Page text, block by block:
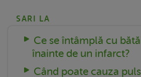
SARI LA
Ce se întâmplă cu
înainte de un infarct?
Când poate cauza